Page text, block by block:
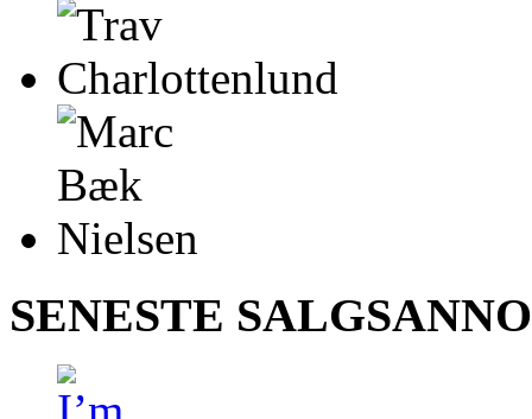
SENESTE